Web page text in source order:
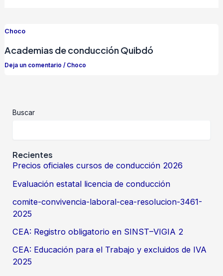
Choco
Academias de conducción Quibdó
Deja un comentario / Choco
Buscar
Recientes
Precios oficiales cursos de conducción 2026
Evaluación estatal licencia de conducción
comite-convivencia-laboral-cea-resolucion-3461-
2025
CEA: Registro obligatorio en SINST–VIGIA 2
CEA: Educación para el Trabajo y excluidos de IVA
2025